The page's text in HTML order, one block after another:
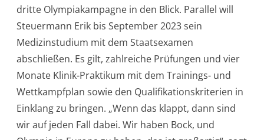
dritte Olympiakampagne in den Blick. Parallel will
Steuermann Erik bis September 2023 sein
Medizinstudium mit dem Staatsexamen
abschließen. Es gilt, zahlreiche Prüfungen und vier
Monate Klinik-Praktikum mit dem Trainings- und
Wettkampfplan sowie den Qualifikationskriterien in
Einklang zu bringen. „Wenn das klappt, dann sind
wir auf jeden Fall dabei. Wir haben Bock, und